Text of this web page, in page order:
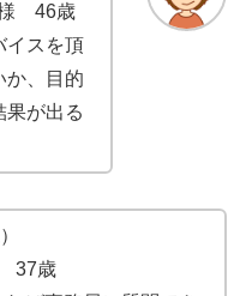
様 46歳
イスを頂
か、目的
果が出る
37歳